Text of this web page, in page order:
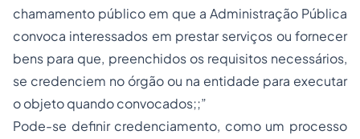
chamamento público em que a Administração Pública
convoca interessados em prestar serviços ou fornecer
bens para que, preenchidos os requisitos necessários,
se credenciem no órgão ou na entidade para executar
o objeto quando convocados;;”
Pode-se definir credenciamento, como um processo